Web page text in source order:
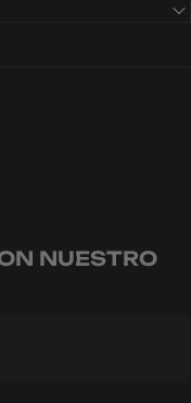
NUESTRO